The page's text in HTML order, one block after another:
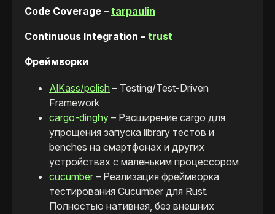
Code Coverage – tarpaulin
Continuous Integration – trust
Фреймворки
AlKass/polish – Testing/Test-Driven
Framework
cargo-dinghy – Расширение cargo для
упрощения запуска library тестов и
benches на смартфонах и других
устройствах с маленьким процессором
cucumber – Реализация фреймворка
тестирования Cucumber для Rust.
Полностью нативная, без внешних